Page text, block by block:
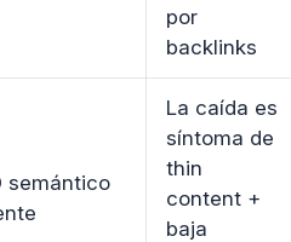
por
backlinks
semántico
La caída es
síntoma de
thin
content +
baja